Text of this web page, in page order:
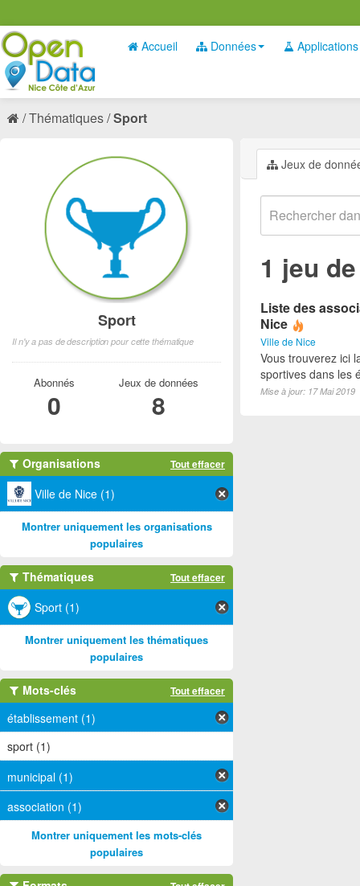
Accueil Données Applications
Thématiques Sport
Jeux de
1 jeu
Liste des
Nice
Ville de Nice
Vous trouverez ici
sportives dans les
Mise à jour: 17 Mai 2019
Sport
Il n'y a pas de description pour cette thématique
Abonnés
0
Jeux de données
8
Organisations Tout effacer
Ville de Nice (1)
Montrer uniquement les organisations
populaires
Thématiques Tout effacer
Sport (1)
Montrer uniquement les thématiques
populaires
Mots-clés Tout effacer
établissement (1)
sport (1)
municipal (1)
association (1)
Montrer uniquement les mots-clés
populaires